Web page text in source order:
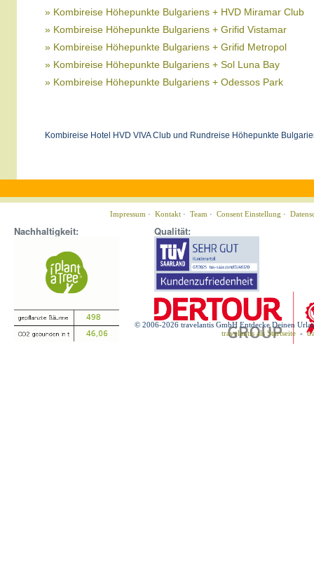
» Kombireise Höhepunkte Bulgariens + HVD Miramar Club
» Kombireise Höhepunkte Bulgariens + Grifid Vistamar
» Kombireise Höhepunkte Bulgariens + Grifid Metropol
» Kombireise Höhepunkte Bulgariens + Sol Luna Bay
» Kombireise Höhepunkte Bulgariens + Odessos Park
Kombireise Hotel HVD VIVA Club und Rundreise Höhepunkte
Impressum · Kontakt · Team · Consent Einstellung ·
Nachhaltigkeit: Qualität:
© 2006-2026 travelantis GmbH Entdecke Deinen
travelantis als Startseite -